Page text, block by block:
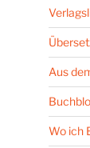
Aus
Wo ich